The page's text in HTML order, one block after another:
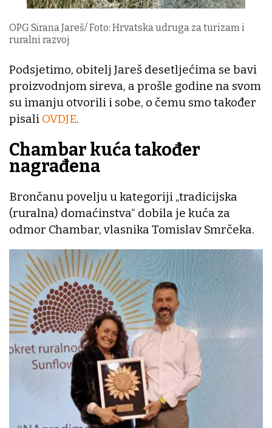
OPG Sirana Jareš/ Foto: Hrvatska udruga za turizam i
ruralni razvoj
Podsjetimo, obitelj Jareš desetljećima se bavi
proizvodnjom sireva, a prošle godine na svom
su imanju otvorili i sobe, o čemu smo također
pisali OVDJE.
Chambar kuća također
nagrađena
Brončanu povelju u kategoriji „tradicijska
(ruralna) domaćinstva“ dobila je kuća za
odmor Chambar, vlasnika Tomislav Smrčeka.